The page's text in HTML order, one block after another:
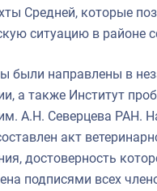
Средней, которые
ситуацию в районе
были направлены в
а также Институт
А.Н. Северцева РАН.
акт
достоверность
подписями всех